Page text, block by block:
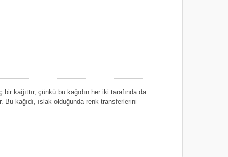
kağıttır, çünkü bu kağıdın her iki tarafında da
kağıdı, ıslak olduğunda renk transferlerini